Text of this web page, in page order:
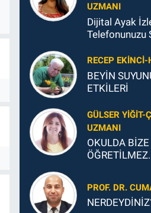
UZMANI
Dijital Ayak
Telefonunuzu
Şey
RECEP
BEYİN
ETKİLERİ
GÜLSER YIĞIT-
UZMANI
OKULDA BİZE
PROF. DR.